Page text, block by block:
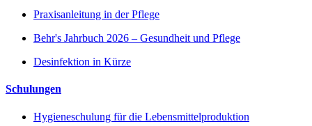
Praxisanleitung in der Pflege
Behr's Jahrbuch 2026 – Gesundheit und Pflege
Desinfektion in Kürze
Schulungen
Hygieneschulung für die Lebensmittelproduktion